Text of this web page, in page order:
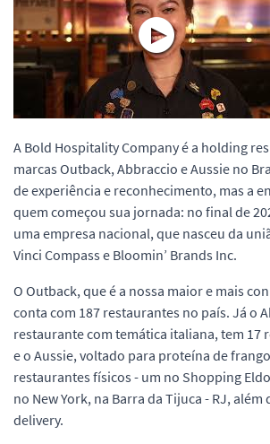
A Bold Hospitality Company é a holding
marcas Outback, Abbraccio e Aussie no
de experiência e reconhecimento, mas a
quem começou sua jornada: no final de
uma empresa nacional, que nasceu da
Vinci Compass e Bloomin’ Brands Inc.
O Outback, que é a nossa maior e mais
conta com 187 restaurantes no país. Já o
restaurante com temática italiana, tem 17
e o Aussie, voltado para proteína de
restaurantes físicos - um no Shopping
no New York, na Barra da Tijuca - RJ, além
delivery.